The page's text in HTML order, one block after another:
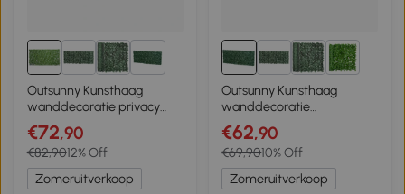
3+
Outsunny Kunsthaag
wanddecoratie privacy
haag planten haag
lichtgroen
€72,90
€82,9012% Off
Zomeruitverkoop
3+
Outsunny Kunsthaag
wanddecoratie
privacyhaag planten haag
donkergroen
€62,90
€69,9010% Off
Zomeruitverkoop